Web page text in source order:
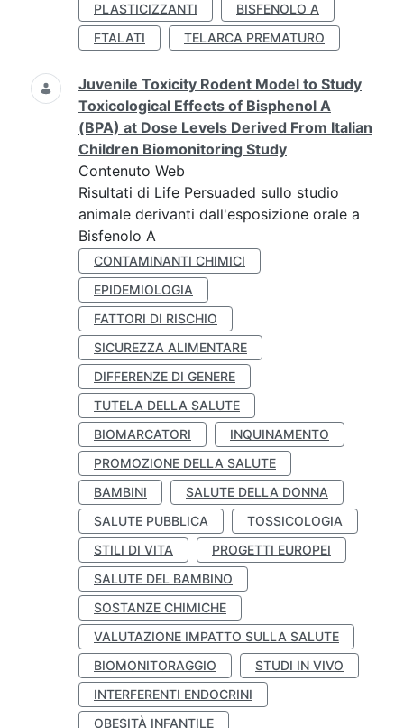
PLASTICIZZANTI
BISFENOLO A
FTALATI
TELARCA PREMATURO
Juvenile Toxicity Rodent Model to Study
Toxicological Effects of Bisphenol A
(BPA) at Dose Levels Derived From Italian
Children Biomonitoring Study
Contenuto Web
Risultati di Life Persuaded sullo studio
animale derivanti dall'esposizione orale a
Bisfenolo A
CONTAMINANTI CHIMICI
EPIDEMIOLOGIA
FATTORI DI RISCHIO
SICUREZZA ALIMENTARE
DIFFERENZE DI GENERE
TUTELA DELLA SALUTE
BIOMARCATORI
INQUINAMENTO
PROMOZIONE DELLA SALUTE
BAMBINI
SALUTE DELLA DONNA
SALUTE PUBBLICA
TOSSICOLOGIA
STILI DI VITA
PROGETTI EUROPEI
SALUTE DEL BAMBINO
SOSTANZE CHIMICHE
VALUTAZIONE IMPATTO SULLA SALUTE
BIOMONITORAGGIO
STUDI IN VIVO
INTERFERENTI ENDOCRINI
OBESITÀ INFANTILE